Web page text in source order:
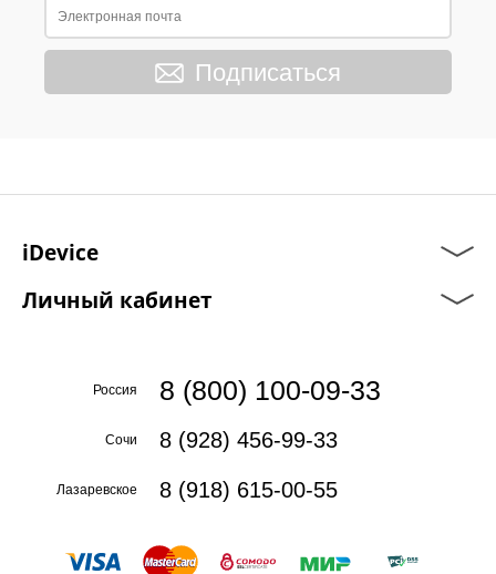
Подписаться
iDevice
Личный кабинет
Россия 8 (800) 100-09-33
Сочи 8 (928) 456-99-33
Лазаревское 8 (918) 615-00-55